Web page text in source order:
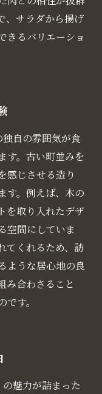
、サラダから揚げ
きるバリエーショ
自の雰囲気が食
す。古い町並みを
感じさせる造り
す。例えば、木の
を取り入れたデザ
空間にしていま
てくれるため、訪
ような居心地の良
み合わさること
す。
魅力が詰まった